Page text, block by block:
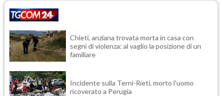
Chieti, anziana trovata morta in casa con
segni di violenza: al vaglio la posizione di un
familiare
Incidente sulla Terni-Rieti, morto l'uomo
ricoverato a Perugia